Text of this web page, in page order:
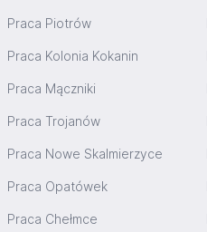
Praca Piotrów
Praca Kolonia Kokanin
Praca Mączniki
Praca Trojanów
Praca Nowe Skalmierzyce
Praca Opatówek
Praca Chełmce